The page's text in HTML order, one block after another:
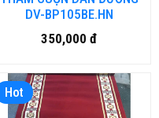
DV-BP105BE.HN
350,000 đ
Hot